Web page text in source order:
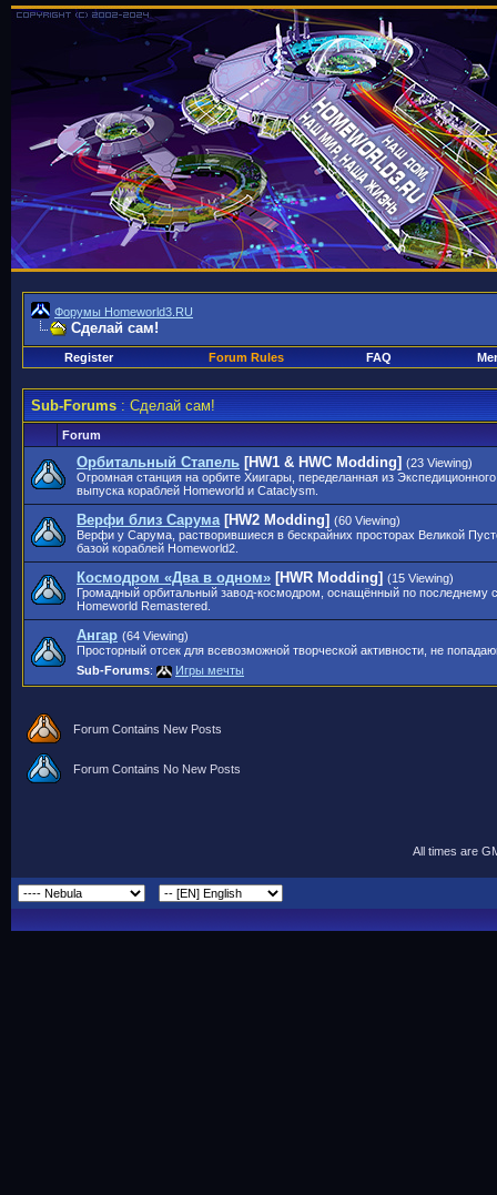
Форумы Homeworld3.RU
Сделай сам!
Register Forum Rules FAQ
Sub-Forums: Сделай сам!
Forum
Орбитальный Стапель [HW1 & HWC Modding] (23 Viewing)
Огромная станция на орбите Хиигары, переделанная из
выпуска кораблей Homeworld и Cataclysm.
Верфи близ Сарума [HW2 Modding] (60 Viewing)
Верфи у Сарума, растворившиеся в бескрайних просторах Великой
базой кораблей Homeworld2.
Космодром «Два в одном» [HWR Modding] (15 Viewing)
Громадный орбитальный завод-космодром, оснащённый по последнему
Homeworld Remastered.
Ангар (64 Viewing)
Просторный отсек для всевозможной творческой активности, не
Sub-Forums: Игры мечты
Forum Contains New Posts
Forum Contains No New Posts
All times are